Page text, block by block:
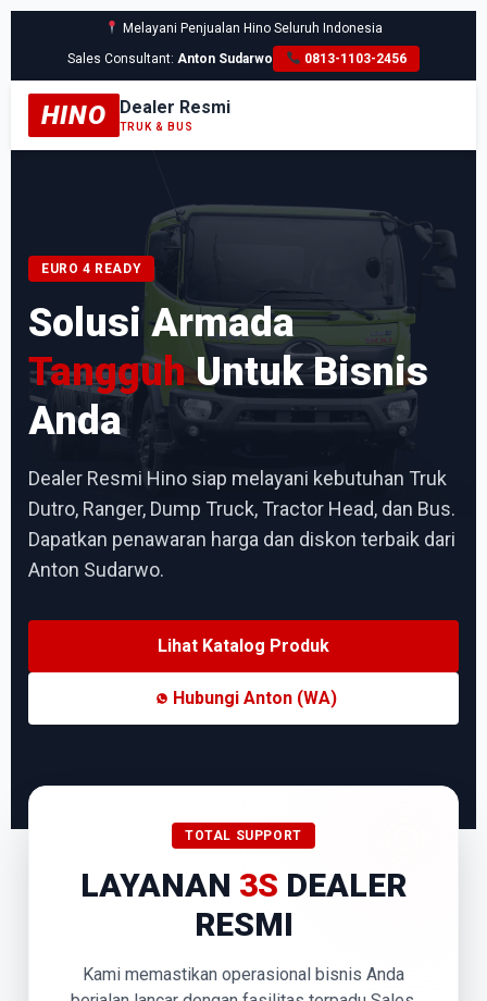
Melayani Penjualan Hino Seluruh Indonesia
Sales Consultant:Anton Sudarwo 0813-1103-2456
HINO Dealer Resmi
TRUK & BUS
EURO 4 READY
Solusi Armada
TangguhUntuk Bisnis
Anda
Dealer Resmi Hino siap melayani kebutuhan Truk
Dutro, Ranger, Dump Truck, Tractor Head, dan Bus.
Dapatkan penawaran harga dan diskon terbaik dari
Anton Sudarwo.
Lihat Katalog Produk
Hubungi Anton (WA)
TOTAL SUPPORT
LAYANAN 3S DEALER
RESMI
Kami memastikan operasional bisnis Anda